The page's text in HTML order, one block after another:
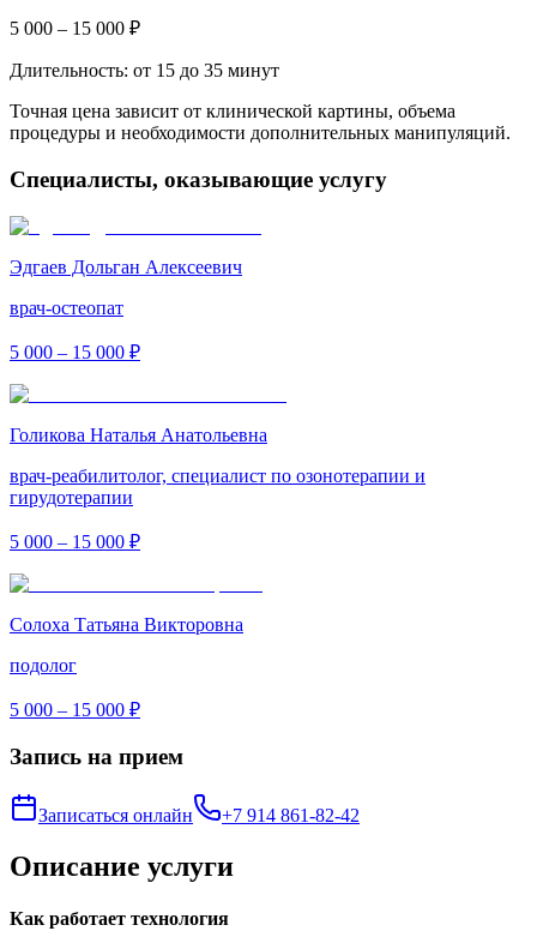
5 000 – 15 000 ₽
Длительность: от 15 до 35 минут
Точная цена зависит от клинической картины, объема
процедуры и необходимости дополнительных манипуляций.
Специалисты, оказывающие услугу
Эдгаев Дольган Алексеевич
врач-остеопат
5 000 – 15 000 ₽
Голикова Наталья Анатольевна
врач-реабилитолог, специалист по озонотерапии и
гирудотерапии
5 000 – 15 000 ₽
Солоха Татьяна Викторовна
подолог
5 000 – 15 000 ₽
Запись на прием
Записаться онлайн +7 914 861-82-42
Описание услуги
Как работает технология